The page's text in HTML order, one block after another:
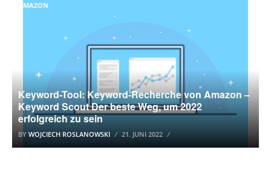
AMAZON
Keyword-Tool: Keyword-Recherche von Amazon –
Keyword Scout Der beste Weg, um 2022
erfolgreich zu sein
BY WOJCIECH ROSLANOWSKI 21. JUNI 2022